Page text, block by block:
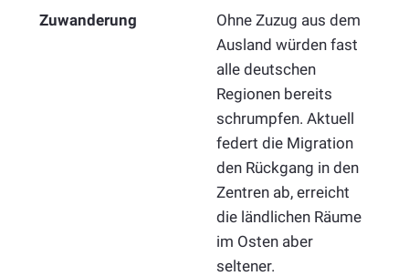
Zuwanderung
Ohne Zuzug aus dem
Ausland würden fast
alle deutschen
Regionen bereits
schrumpfen. Aktuell
federt die Migration
den Rückgang in den
Zentren ab, erreicht
die ländlichen Räume
im Osten aber
seltener.